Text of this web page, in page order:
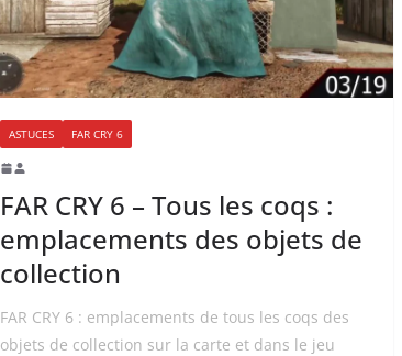
ASTUCES FAR CRY 6
FAR CRY 6 – Tous les coqs :
emplacements des objets de
collection
FAR CRY 6 : emplacements de tous les coqs des
objets de collection sur la carte et dans le jeu